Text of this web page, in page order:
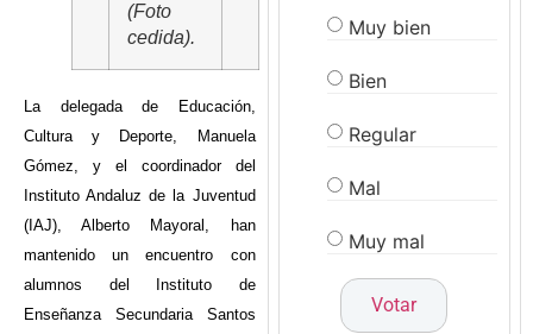
(Foto
cedida).
La delegada de Educación,
Cultura y Deporte, Manuela
Gómez, y el coordinador del
Instituto Andaluz de la Juventud
(IAJ), Alberto Mayoral, han
mantenido un encuentro con
alumnos del Instituto de
Enseñanza Secundaria Santos
Muy bien
Bien
Regular
Mal
Muy mal